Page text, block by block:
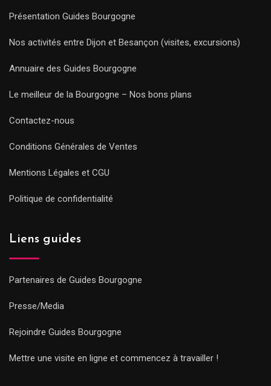
Présentation Guides Bourgogne
Nos activités entre Dijon et Besançon (visites, excursions)
Annuaire des Guides Bourgogne
Le meilleur de la Bourgogne – Nos bons plans
Contactez-nous
Conditions Générales de Ventes
Mentions Légales et CGU
Politique de confidentialité
Liens guides
Partenaires de Guides Bourgogne
Presse/Media
Rejoindre Guides Bourgogne
Mettre une visite en ligne et commencez à travailler !